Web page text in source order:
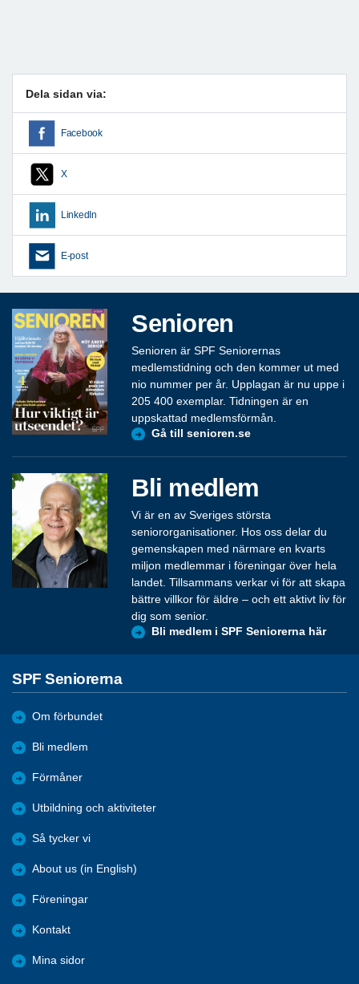
Dela sidan via:
Facebook
X
LinkedIn
E-post
Senioren
Senioren är SPF Seniorernas
medlemstidning och den kommer ut med
nio nummer per år. Upplagan är nu uppe i
205 400 exemplar. Tidningen är en
uppskattad medlemsförmån.
Gå till senioren.se
Bli medlem
Vi är en av Sveriges största
seniororganisationer. Hos oss delar du
gemenskapen med närmare en kvarts
miljon medlemmar i föreningar över hela
landet. Tillsammans verkar vi för att skapa
bättre villkor för äldre – och ett aktivt liv för
dig som senior.
Bli medlem i SPF Seniorerna här
SPF Seniorerna
Om förbundet
Bli medlem
Förmåner
Utbildning och aktiviteter
Så tycker vi
About us (in English)
Föreningar
Kontakt
Mina sidor